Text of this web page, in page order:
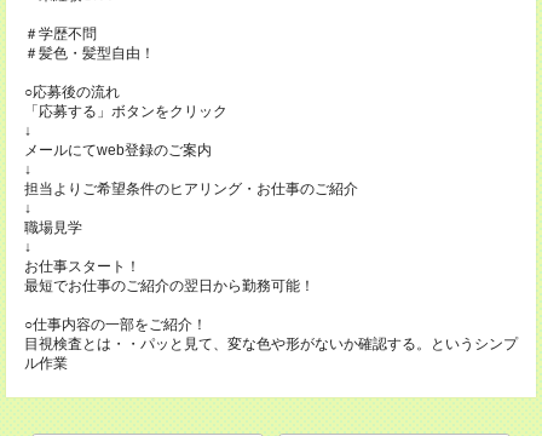
＃学歴不問
＃髪色・髪型自由！
○応募後の流れ
「応募する」ボタンをクリック
↓
メールにてweb登録のご案内
↓
担当よりご希望条件のヒアリング・お仕事のご紹介
↓
職場見学
↓
お仕事スタート！
最短でお仕事のご紹介の翌日から勤務可能！
○仕事内容の一部をご紹介！
目視検査とは・・パッと見て、変な色や形がないか確認する。というシンプ
ル作業